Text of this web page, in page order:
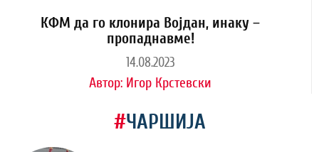
КФМ да го клонира Војдан, инаку –
пропаднавме!
14.08.2023
Автор: Игор Крстевски
#ЧАРШИЈА